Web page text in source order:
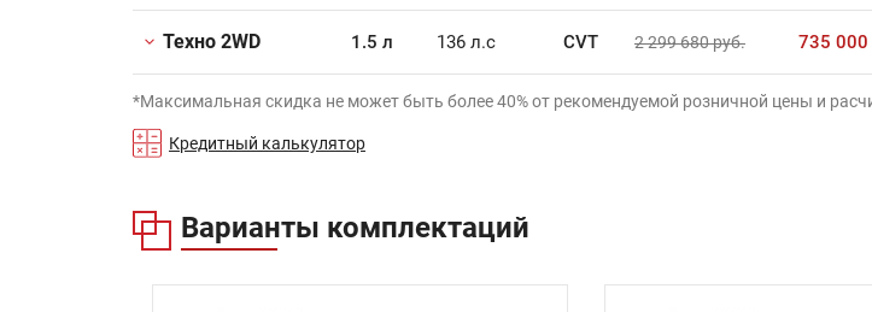
Техно 2WD 1.5 л 136 л.с CVT 2 299 680руб. 735 000
*Максимальная скидка не может быть более 40% от рекомендуемой розничной цены и
Кредитный калькулятор
Варианты комплектаций